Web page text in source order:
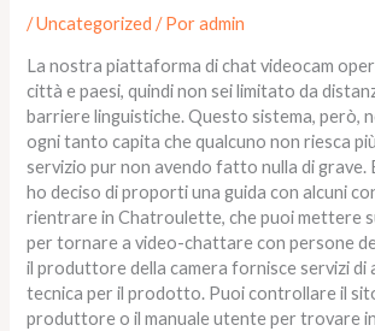
/Uncategorized / Poradmin
La nostra piattaforma di chat videocam
città e paesi, quindi non sei limitato da
barriere linguistiche. Questo sistema, però,
ogni tanto capita che qualcuno non riesca
servizio pur non avendo fatto nulla di grave.
ho deciso di proporti una guida con alcuni
rientrare in Chatroulette, che puoi mettere
per tornare a video-chattare con persone
il produttore della camera fornisce servizi di
tecnica per il prodotto. Puoi controllare il
produttore o il manuale utente per trovare